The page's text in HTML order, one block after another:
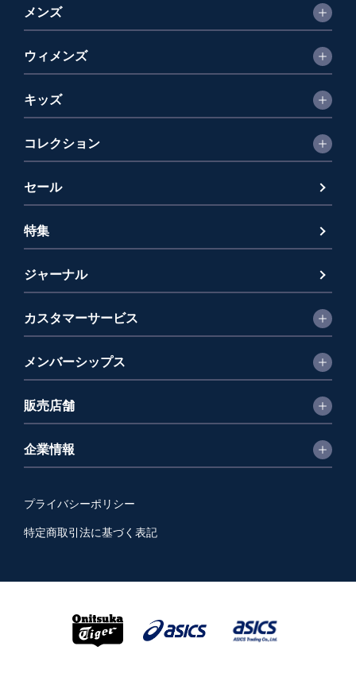
メンズ
ウィメンズ
キッズ
コレクション
セール
特集
ジャーナル
カスタマーサービス
メンバーシップス
販売店舗
企業情報
プライバシーポリシー
特定商取引法に基づく表記